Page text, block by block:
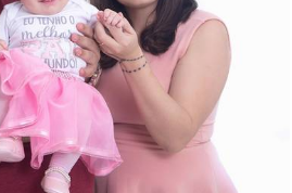
680 6